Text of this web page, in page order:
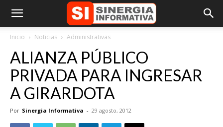
Inicio Noticias Administrativas
ALIANZA PÚBLICO
PRIVADA PARA INGRESAR
A GIRARDOTA
Por Sinergia Informativa - 29 agosto, 2012